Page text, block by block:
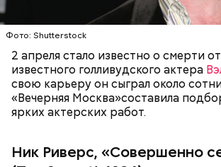
Фото: Shutterstock
2 апреля стало известно о смерти
известного голливудского актера
свою карьеру он сыграл около
«Вечерняя Москва»составила
ярких актерских работ.
Ник Риверс, «Совершенно
Фото: «Совершенно секретно!» (Top Secret!,
"Вечерняя Москва"
подборку самых популярных
Jamiroquai.